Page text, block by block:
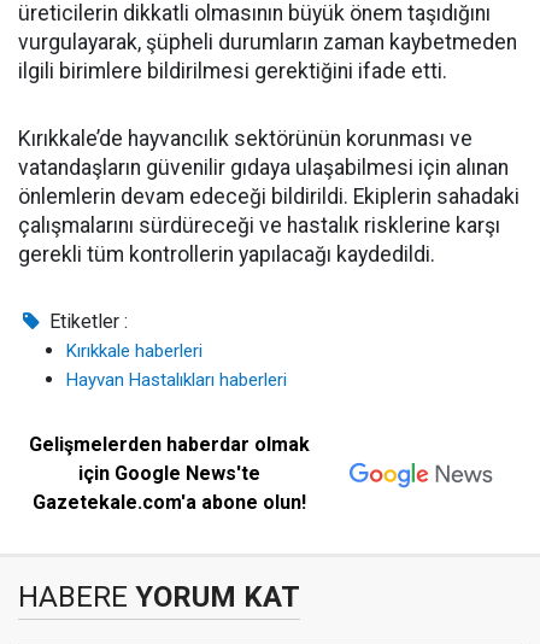
üreticilerin dikkatli olmasının büyük önem taşıdığını
vurgulayarak, şüpheli durumların zaman kaybetmeden
ilgili birimlere bildirilmesi gerektiğini ifade etti.
Kırıkkale’de hayvancılık sektörünün korunması ve
vatandaşların güvenilir gıdaya ulaşabilmesi için alınan
önlemlerin devam edeceği bildirildi. Ekiplerin sahadaki
çalışmalarını sürdüreceği ve hastalık risklerine karşı
gerekli tüm kontrollerin yapılacağı kaydedildi.
Etiketler :
Kırıkkale haberleri
Hayvan Hastalıkları haberleri
Gelişmelerden haberdar olmak
için Google News'te
Gazetekale.com'a abone olun!
HABERE YORUM KAT